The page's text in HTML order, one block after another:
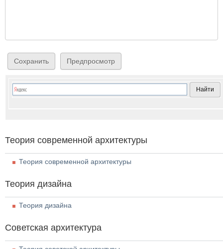
Теория современной архитектуры
Теория современной архитектуры
Теория дизайна
Теория дизайна
Советская архитектура